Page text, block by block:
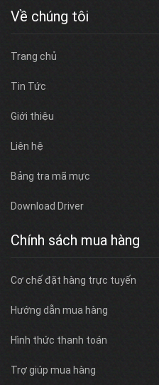
Về chúng tôi
Trang chủ
Tin Tức
Giới thiệu
Liên hệ
Bảng tra mã mực
Download Driver
Chính sách mua hàng
Cơ chế đặt hàng trực tuyến
Hướng dẫn mua hàng
Hình thức thanh toán
Trợ giúp mua hàng